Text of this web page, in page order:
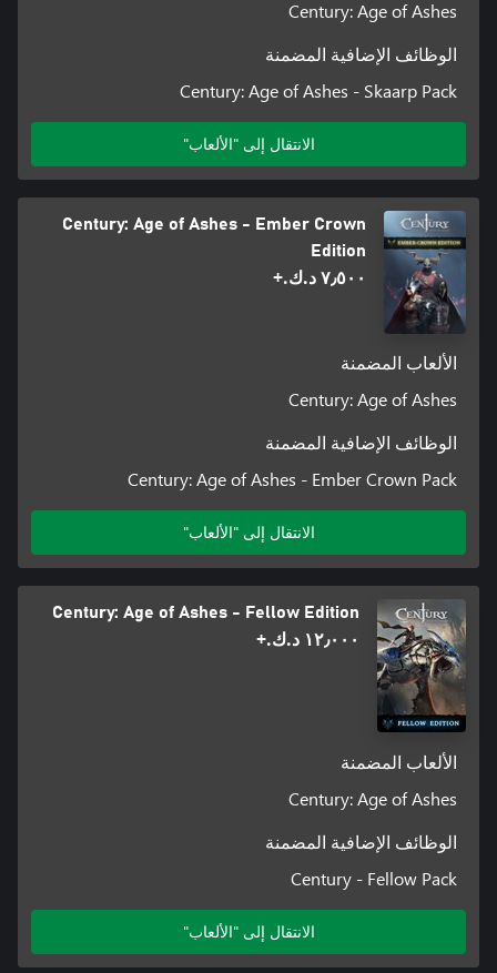
Century: Age of Ashes
الوظائف الإضافية المضمنة
Century: Age of Ashes - Skaarp Pack
الانتقال إلى "الألعاب"
Century: Age of Ashes - Ember Crown
Edition
٧٫٥٠٠ د.ك.‏+
الألعاب المضمنة
Century: Age of Ashes
الوظائف الإضافية المضمنة
Century: Age of Ashes - Ember Crown Pack
الانتقال إلى "الألعاب"
Century: Age of Ashes - Fellow Edition
١٢٫٠٠٠ د.ك.‏+
الألعاب المضمنة
Century: Age of Ashes
الوظائف الإضافية المضمنة
Century - Fellow Pack
الانتقال إلى "الألعاب"